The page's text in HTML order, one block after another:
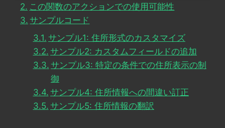
この関数のアクションでの使用可能性
サンプルコード
サンプル1: 住所形式のカスタマイズ
サンプル2: カスタムフィールドの追加
サンプル3: 特定の条件での住所表示の制
御
サンプル4: 住所情報への間違い訂正
サンプル5: 住所情報の翻訳